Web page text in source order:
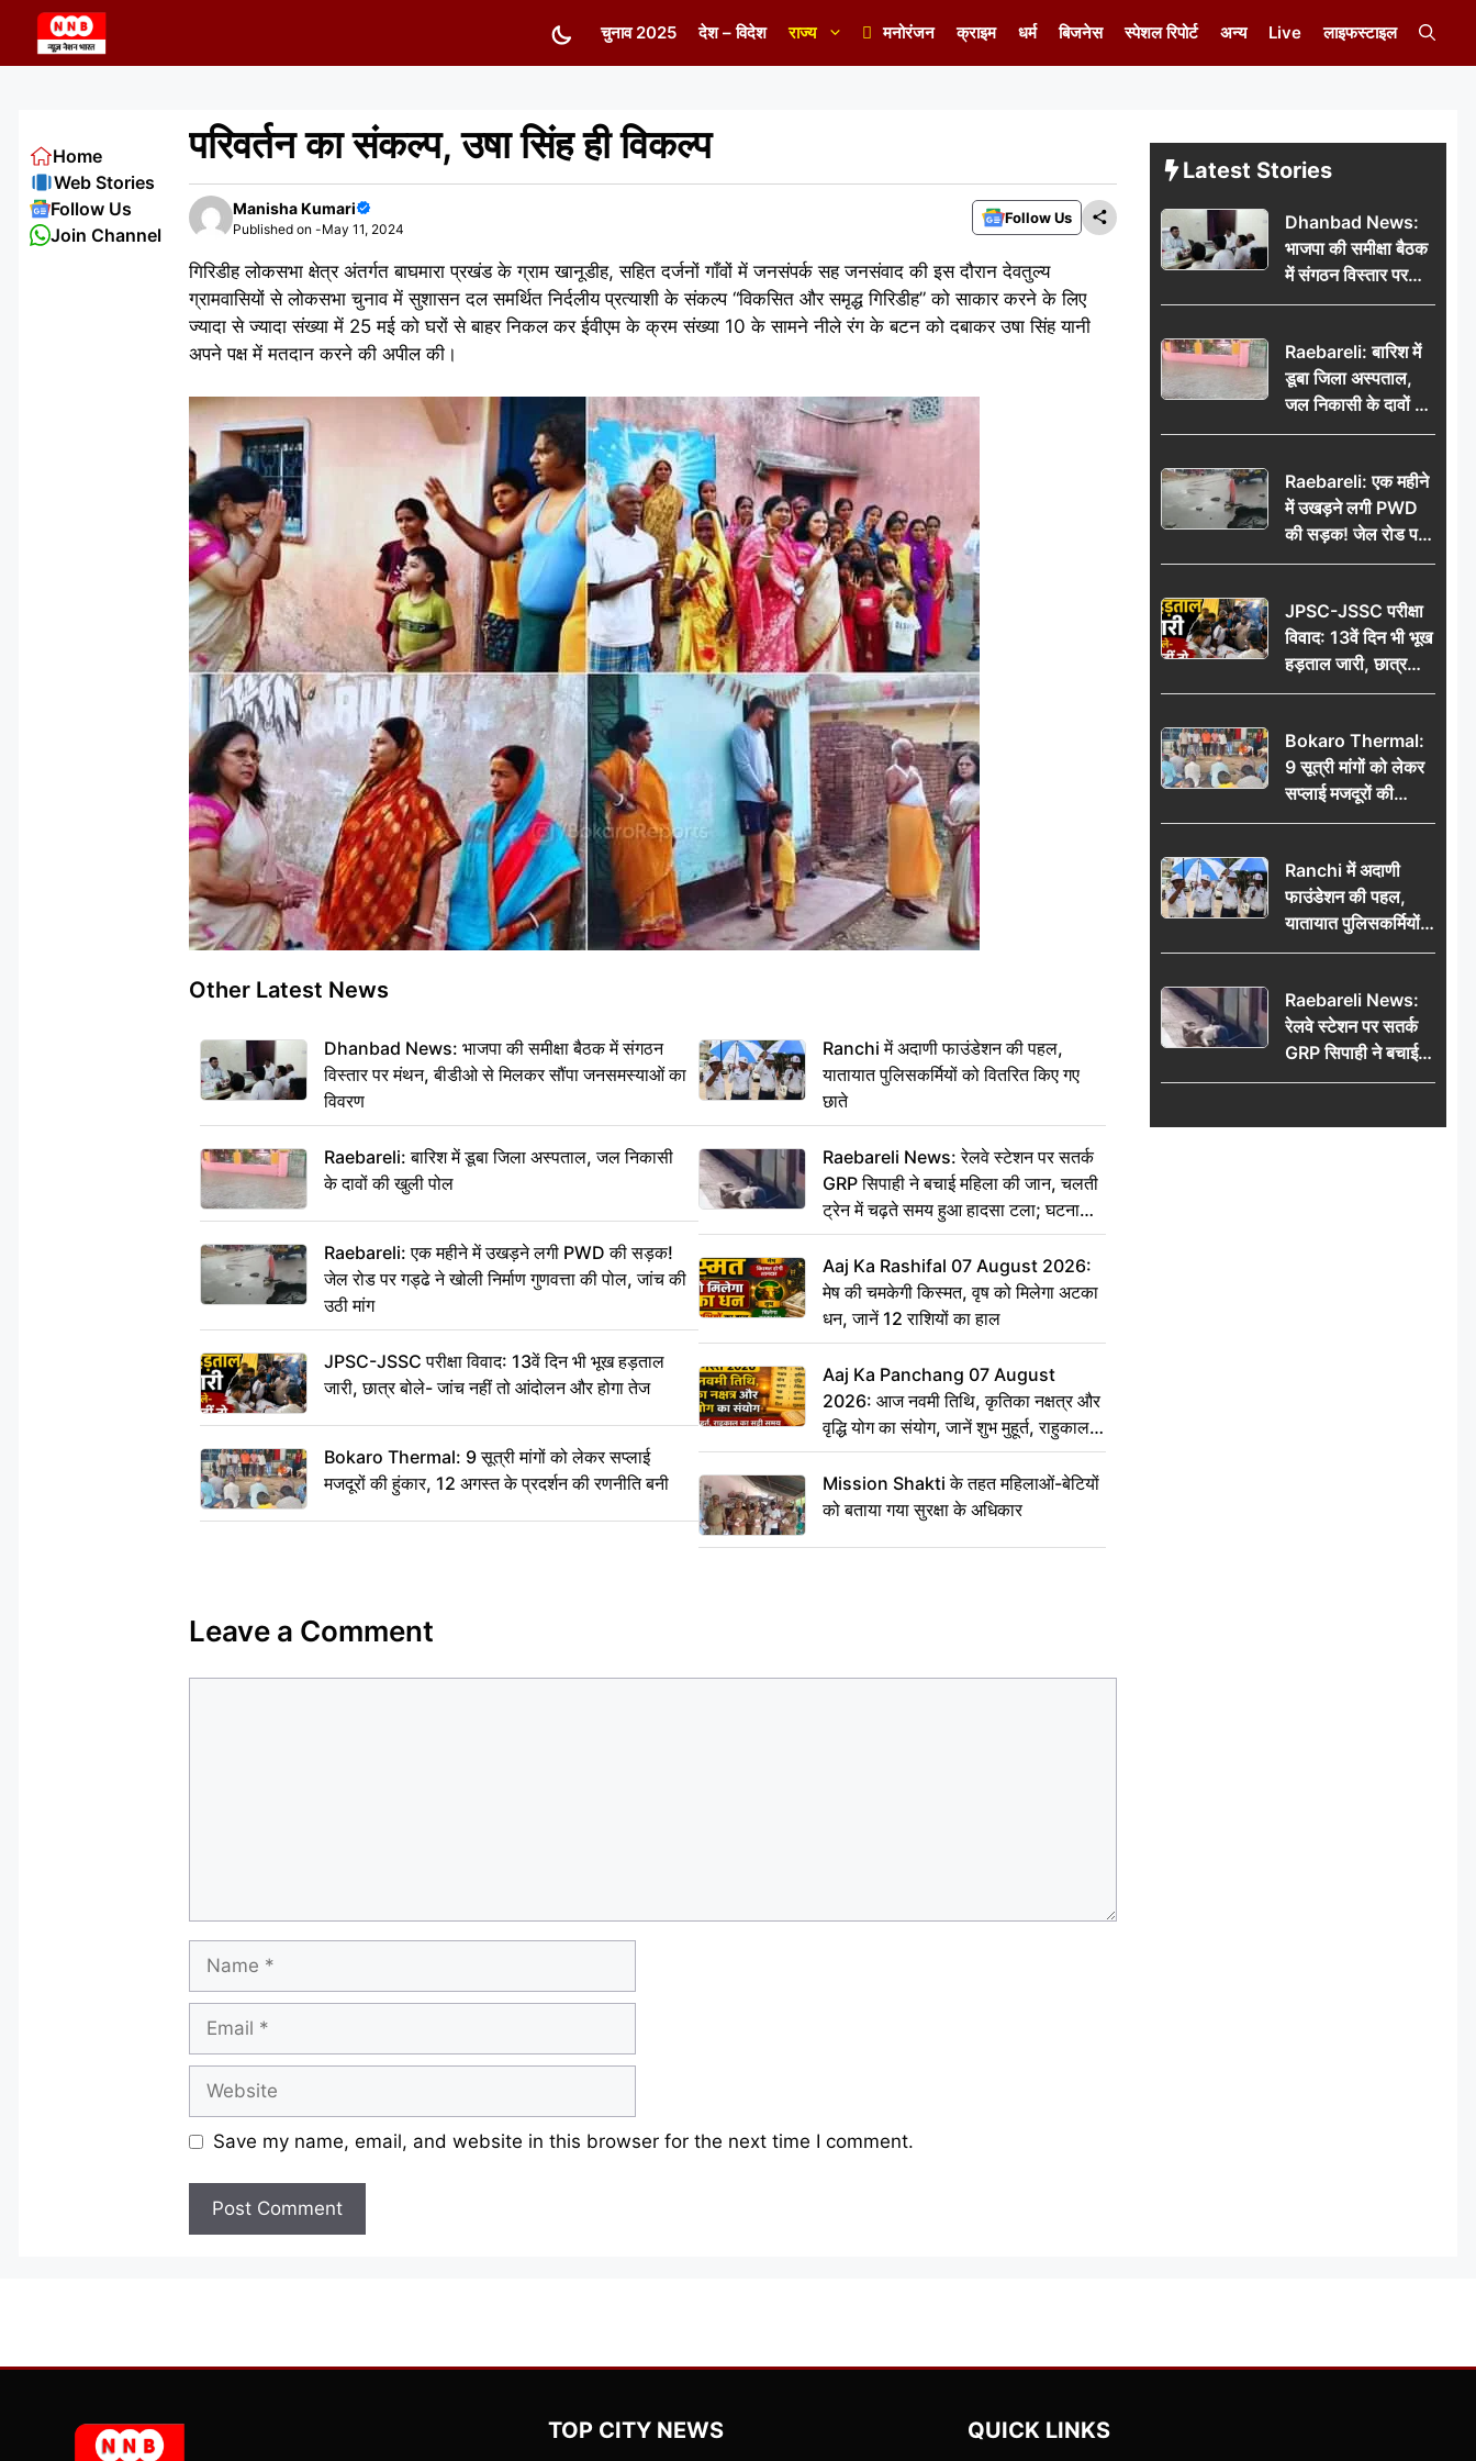
content
चुनाव 2025 देश – विदेश राज्य मनोरंजन क्राइम धर्म बिजनेस स्पेशल रिपोर्ट अन्य Live लाइफस्टाइल
परिवर्तन का संकल्प, उषा सिंह ही विकल्प
Manisha Kumari
Published on -May 11, 2024
Follow Us
गिरिडीह लोकसभा क्षेत्र अंतर्गत बाघमारा प्रखंड के ग्राम खानूडीह, सहित दर्जनों गाँवों में जनसंपर्क सह जनसंवाद की इस दौरान देवतुल्य
ग्रामवासियों से लोकसभा चुनाव में सुशासन दल समर्थित निर्दलीय प्रत्याशी के संकल्प “विकसित और समृद्ध गिरिडीह” को साकार करने के लिए
ज्यादा से ज्यादा संख्या में 25 मई को घरों से बाहर निकल कर ईवीएम के क्रम संख्या 10 के सामने नीले रंग के बटन को दबाकर उषा सिंह यानी
अपने पक्ष में मतदान करने की अपील की।
Other Latest News
Dhanbad News: भाजपा की समीक्षा बैठक में संगठन
विस्तार पर मंथन, बीडीओ से मिलकर सौंपा जनसमस्याओं का
विवरण
Raebareli: बारिश में डूबा जिला अस्पताल, जल निकासी
के दावों की खुली पोल
Raebareli: एक महीने में उखड़ने लगी PWD की सड़क!
जेल रोड पर गड्ढे ने खोली निर्माण गुणवत्ता की पोल, जांच की
उठी मांग
JPSC-JSSC परीक्षा विवाद: 13वें दिन भी भूख हड़ताल
जारी, छात्र बोले- जांच नहीं तो आंदोलन और होगा तेज
Bokaro Thermal: 9 सूत्री मांगों को लेकर सप्लाई
मजदूरों की हुंकार, 12 अगस्त के प्रदर्शन की रणनीति बनी
Ranchi में अदाणी फाउंडेशन की पहल,
यातायात पुलिसकर्मियों को वितरित किए गए
छाते
Raebareli News: रेलवे स्टेशन पर सतर्क
GRP सिपाही ने बचाई महिला की जान, चलती
ट्रेन में चढ़ते समय हुआ हादसा टला; घटना
CCTV में कैद
Aaj Ka Rashifal 07 August 2026:
मेष की चमकेगी किस्मत, वृष को मिलेगा अटका
धन, जानें 12 राशियों का हाल
Aaj Ka Panchang 07 August
2026: आज नवमी तिथि, कृतिका नक्षत्र और
वृद्धि योग का संयोग, जानें शुभ मुहूर्त, राहुकाल
का सही समय
Mission Shakti के तहत महिलाओं-बेटियों
को बताया गया सुरक्षा के अधिकार
Leave a Comment
Save my name, email, and website in this browser for the next time I comment.
Home
Web Stories
Follow Us
Join Channel
Latest Stories
Dhanbad News:
भाजपा की समीक्षा बैठक
में संगठन विस्तार पर
मंथन, बीडीओ से
जनसमस्याओं का विवरण
Raebareli: बारिश में
डूबा जिला अस्पताल,
जल निकासी के दावों की
खुली पोल
Raebareli: एक महीने
में उखड़ने लगी PWD
की सड़क! जेल रोड पर
गड्ढे ने खोली निर्माण
की उठी मांग
JPSC-JSSC परीक्षा
विवाद: 13वें दिन भी भूख
हड़ताल जारी, छात्र
बोले- जांच नहीं तो
Bokaro Thermal:
9 सूत्री मांगों को लेकर
सप्लाई मजदूरों की
हुंकार, 12 अगस्त के
Ranchi में अदाणी
फाउंडेशन की पहल,
यातायात पुलिसकर्मियों
को वितरित किए गए छाते
Raebareli News:
रेलवे स्टेशन पर सतर्क
GRP सिपाही ने बचाई
महिला की जान, चलती
हादसा टला; घटना
TOP CITY NEWS QUICK LINKS